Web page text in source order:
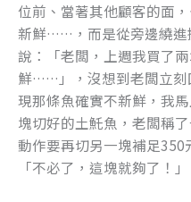
位前、當著其他顧客的面
新鮮……，而是從旁邊繞進
說：「老闆，上週我買了
鮮……」，沒想到老闆立刻
現那條魚確實不新鮮，我
塊切好的土魠魚，老闆稱
動作要再切另一塊補足350
「不必了，這塊就夠了！」